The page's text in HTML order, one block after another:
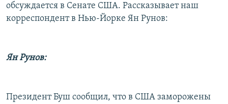
обсуждается в Сенате США. Рассказывает наш
корреспондент в Нью-Йорке Ян Рунов:
Ян Рунов:
Президент Буш сообщил, что в США заморожены